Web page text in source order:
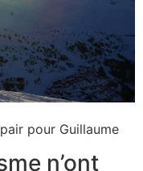
pour Guillaume
n’ont